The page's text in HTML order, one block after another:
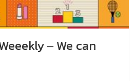
‒ We can